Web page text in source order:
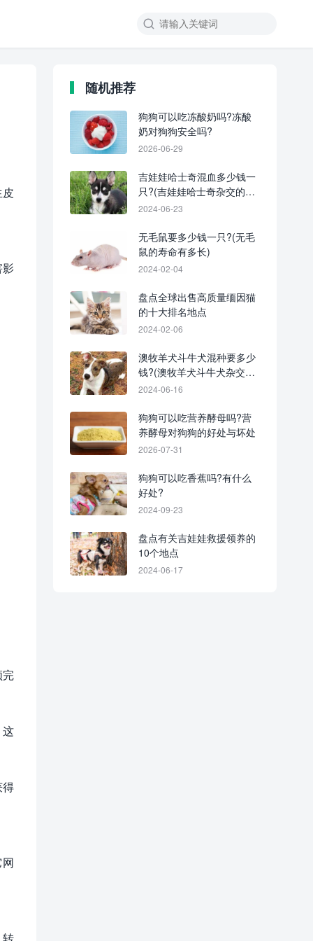
影
完
这
得
随机推荐
狗狗可以吃冻酸奶吗?冻酸
奶对狗狗安全吗?
2026-06-29
吉娃娃哈士奇混血多少钱一
只?(吉娃娃哈士奇杂交的优
缺点)
2024-06-23
无毛鼠要多少钱一只?(无毛
鼠的寿命有多长)
2024-02-04
盘点全球出售高质量缅因猫
的十大排名地点
2024-02-06
澳牧羊犬斗牛犬混种要多少
钱?(澳牧羊犬斗牛犬杂交的
优缺点)
2024-06-16
狗狗可以吃营养酵母吗?营
养酵母对狗狗的好处与坏处
2026-07-31
狗狗可以吃香蕉吗?有什么
好处?
2024-09-23
盘点有关吉娃娃救援领养的
10个地点
2024-06-17